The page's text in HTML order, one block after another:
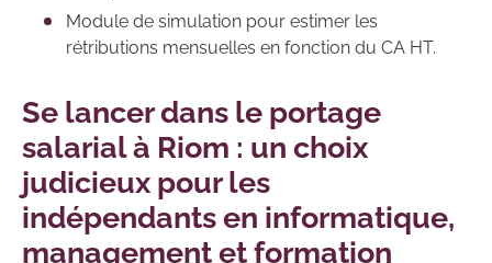
Module de simulation pour estimer les
rétributions mensuelles en fonction du CA HT.
Se lancer dans le portage
salarial à Riom : un choix
judicieux pour les
indépendants en informatique,
management et formation